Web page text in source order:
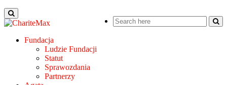
Fundacja
Ludzie Fundacji
Statut
Sprawozdania
Partnerzy